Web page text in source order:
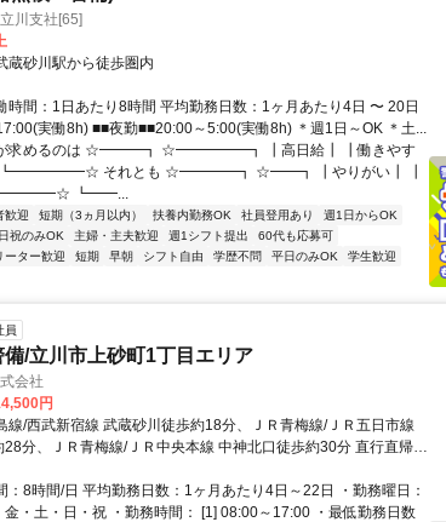
川支社[65]
蔵砂川駅から徒歩圏内
時間：1日あたり8時間 平均勤務日数：1ヶ月あたり4日 〜 20日
実働8h) ■■夜勤■■20:00～5:00(実働8h) ＊週1日～OK ＊土...
が求めるのは ☆━━━┓ ☆━━━━━┓ ┃高日給┃ ┃働きやす
それとも ☆━━━━┓ ☆━━┓ ┃やりがい┃ ┃
┗━━...
歓迎 短期（3ヵ月以内） 扶養内勤務OK 社員登用あり
週1日からOK
祝のみOK 主婦・主夫歓迎 週1シフト提出
60代も応募可
ーター歓迎 短期 早朝 シフト自由 学歴不問 平日のみOK
学生歓迎
員
備/立川市上砂町1丁目エリア
会社
円
線/西武新宿線 武蔵砂川徒歩約18分、ＪＲ青梅線/ＪＲ五日市線
分、ＪＲ青梅線/ＪＲ中央本線 中神北口徒歩約30分 直行直帰
給＊立川支社（「立川駅」南口より徒歩3分程度）※支社が複数
りなどお近くの支社での面接OK！
：8時間/日 平均勤務日数：1ヶ月あたり4日～22日 ・勤務曜日：
金・土・日・祝 ・勤務時間： [1] 08:00～17:00 ・最低勤務日数